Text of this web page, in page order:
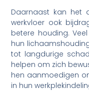
Daarnaast kan het
werkvloer ook
betere houding.
hun
tot langdurige
helpen om zich
hen aanmoedigen
in hun